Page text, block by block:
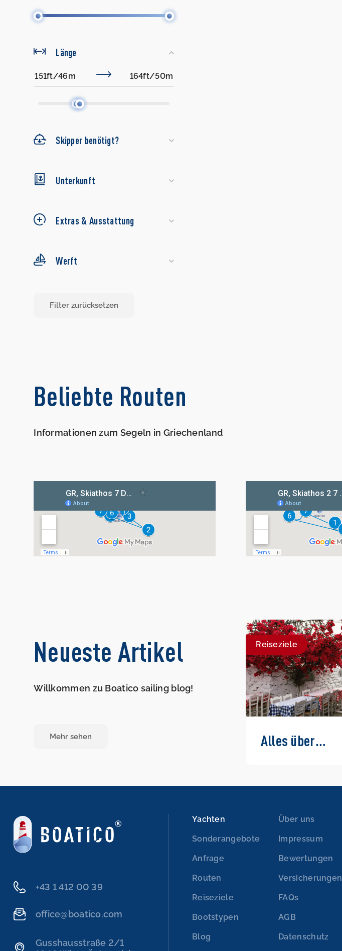
Länge
Skipper benötigt?
Unterkunft
Extras & Ausstattung
Werft
Filter zurücksetzen
Beliebte Routen
Informationen zum Segeln in Griechenland
Neueste Artikel
Willkommen zu Boatico sailing blog!
Mehr sehen
Reiseziele
Alles über
+43 1 412 00 39
office@boatico.com
Gusshausstraße 2/1
Yachten
Sonderangebote
Anfrage
Routen
Reiseziele
Bootstypen
Blog
Über uns
Impressum
Bewertungen
Versicherungen
FAQs
AGB
Datenschutz